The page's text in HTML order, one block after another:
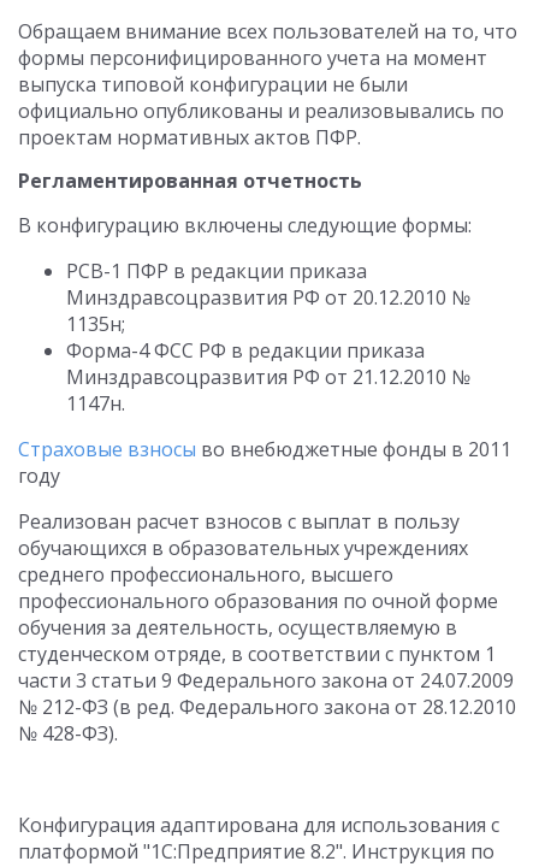
Обращаем внимание всех пользователей на то, что
формы персонифицированного учета на момент
выпуска типовой конфигурации не были
официально опубликованы и реализовывались по
проектам нормативных актов ПФР.
Регламентированная отчетность
В конфигурацию включены следующие формы:
РСВ-1 ПФР в редакции приказа
Минздравсоцразвития РФ от 20.12.2010 №
1135н;
Форма-4 ФСС РФ в редакции приказа
Минздравсоцразвития РФ от 21.12.2010 №
1147н.
Страховые взносы во внебюджетные фонды в 2011
году
Реализован расчет взносов с выплат в пользу
обучающихся в образовательных учреждениях
среднего профессионального, высшего
профессионального образования по очной форме
обучения за деятельность, осуществляемую в
студенческом отряде, в соответствии с пунктом 1
части 3 статьи 9 Федерального закона от 24.07.2009
№ 212-ФЗ (в ред. Федерального закона от 28.12.2010
№ 428-ФЗ).
Конфигурация адаптирована для использования с
платформой "1С:Предприятие 8.2". Инструкция по